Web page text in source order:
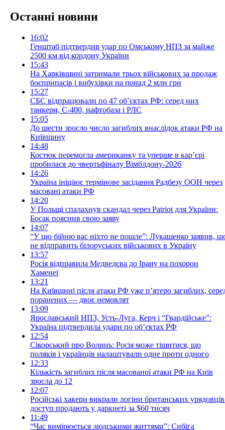
Останні новини
16:02
Генштаб підтвердив удар по Омському НПЗ за майже
2500 км від кордону України
15:43
На Харківщині затримали трьох військових за продаж
боєприпасів і вибухівки на понад 2 млн грн
15:27
СБС відпрацювали по 47 об’єктах РФ: серед них
танкери, С-400, нафтобаза і РЛС
15:05
До шести зросло число загиблих внаслідок атаки РФ на
Київщину
14:48
Костюк перемогла американку та уперше в кар’єрі
пробилася до чвертьфіналу Вімблдону-2026
14:26
Україна ініціює термінове засідання Радбезу ООН через
масовані атаки РФ
14:20
У Польщі спалахнув скандал через Patriot для України:
Босак пояснив свою заяву
14:07
“У цю бійню вас ніхто не пошле”: Лукашенко заявив,
не відправить білоруських військових в Україну
13:57
Росія відправила Медведєва до Ірану на похорон
Хаменеї
13:21
На Київщині після атаки РФ уже пʼятеро загиблих,
поранених — двоє немовлят
13:09
Ярославський НПЗ, Усть-Луга, Керч і “Гвардійське”:
Україна підтвердила удари по об’єктах РФ
12:54
Сікорський про Волинь: Росія може тішитися, що
поляків і українців налаштували одне проти одного
12:33
Кількість загиблих після масованої атаки РФ на Київ
зросла до 12
12:07
Російські хакери викрали логіни британських
доступ продають у даркнеті за $60 тисяч
11:49
“Час вимірюється людськими життями”: Сибіга